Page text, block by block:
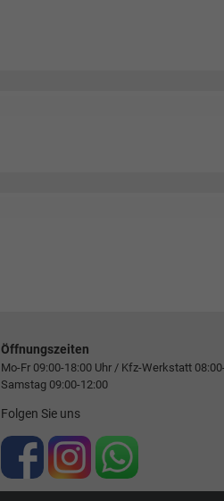
Öffnungszeiten
Mo-Fr 09:00-18:00 Uhr / Kfz-Werkstatt
Samstag 09:00-12:00
Folgen Sie uns